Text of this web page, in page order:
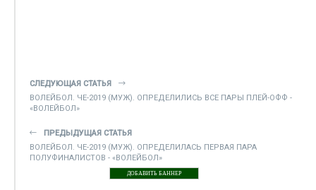
СЛЕДУЮЩАЯ СТАТЬЯ
ВОЛЕЙБОЛ. ЧЕ-2019 (МУЖ). ОПРЕДЕЛИЛИСЬ ВСЕ ПАРЫ ПЛЕЙ-ОФФ -
«ВОЛЕЙБОЛ»
ПРЕДЫДУЩАЯ СТАТЬЯ
ВОЛЕЙБОЛ. ЧЕ-2019 (МУЖ). ОПРЕДЕЛИЛАСЬ ПЕРВАЯ ПАРА
ПОЛУФИНАЛИСТОВ - «ВОЛЕЙБОЛ»
ДОБАВИТЬ БАННЕР